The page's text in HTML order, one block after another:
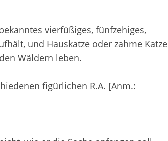
vierfüßiges, fünfzehiges,
und Hauskatze oder zahme Katze
Wäldern leben.
figürlichen R.A. [Anm.: